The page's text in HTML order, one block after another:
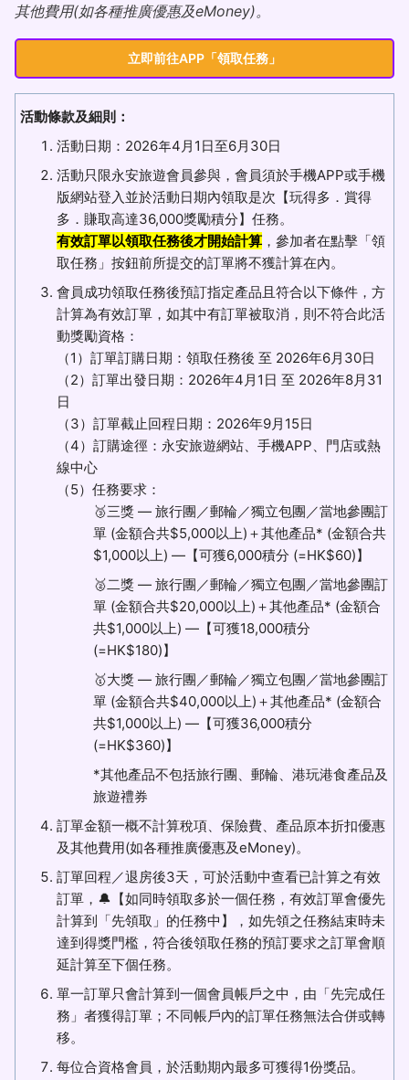
其他費用(如各種推廣優惠及eMoney)。
立即前往APP「領取任務」
活動條款及細則：
活動日期：2026年4月1日至6月30日
活動只限永安旅遊會員參與，會員須於手機APP或手機
版網站登入並於活動日期內領取是次【玩得多．賞得
多．賺取高達36,000獎勵積分】任務。
有效訂單以領取任務後才開始計算 ，參加者在點擊「領
取任務」按鈕前所提交的訂單將不獲計算在內。
會員成功領取任務後預訂指定產品且符合以下條件，方
計算為有效訂單，如其中有訂單被取消，則不符合此活
動獎勵資格：
（1）訂單訂購日期：領取任務後 至 2026年6月30日
（2）訂單出發日期：2026年4月1日 至 2026年8月31
日
（3）訂單截止回程日期：2026年9月15日
（4）訂購途徑：永安旅遊網站、手機APP、門店或熱
線中心
（5）任務要求：
🥉三獎 — 旅行團／郵輪／獨立包團／當地參團訂
單 (金額合共$5,000以上)＋其他產品* (金額合共
$1,000以上) —【可獲6,000積分 (=HK$60)】
🥈二獎 — 旅行團／郵輪／獨立包團／當地參團訂
單 (金額合共$20,000以上)＋其他產品* (金額合
共$1,000以上) —【可獲18,000積分
(=HK$180)】
🥇大獎 — 旅行團／郵輪／獨立包團／當地參團訂
單 (金額合共$40,000以上)＋其他產品* (金額合
共$1,000以上) —【可獲36,000積分
(=HK$360)】
*其他產品不包括旅行團、郵輪、港玩港食產品及
旅遊禮券
訂單金額一概不計算稅項、保險費、產品原本折扣優惠
及其他費用(如各種推廣優惠及eMoney)。
訂單回程／退房後3天，可於活動中查看已計算之有效
訂單，🔔【如同時領取多於一個任務，有效訂單會優先
計算到「先領取」的任務中】，如先領之任務結束時未
達到得獎門檻，符合後領取任務的預訂要求之訂單會順
延計算至下個任務。
單一訂單只會計算到一個會員帳戶之中，由「先完成任
務」者獲得訂單；不同帳戶內的訂單任務無法合併或轉
移。
每位合資格會員，於活動期內最多可獲得1份獎品。